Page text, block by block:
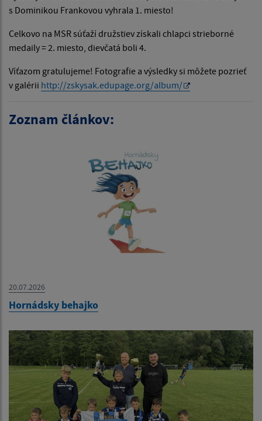
s Dominikou Frankovou vyhrala 1. miesto!
Celkovo na MSR súťaží družstiev získali chlapci strieborné
medaily = 2. miesto, dievčatá boli 4.
Víťazom gratulujeme! Fotografie a výsledky si môžete pozrieť
v galérii http://zskysak.edupage.org/album/
Zoznam článkov:
20.07.2026
Hornádsky behajko